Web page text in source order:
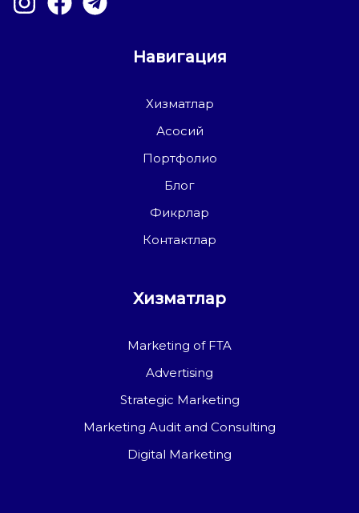
Навигация
Хизматлар
Асосий
Портфолио
Блог
Фикрлар
Контактлар
Хизматлар
Marketing of FTA
Advertising
Strategic Marketing
Marketing Audit and Consulting
Digital Marketing